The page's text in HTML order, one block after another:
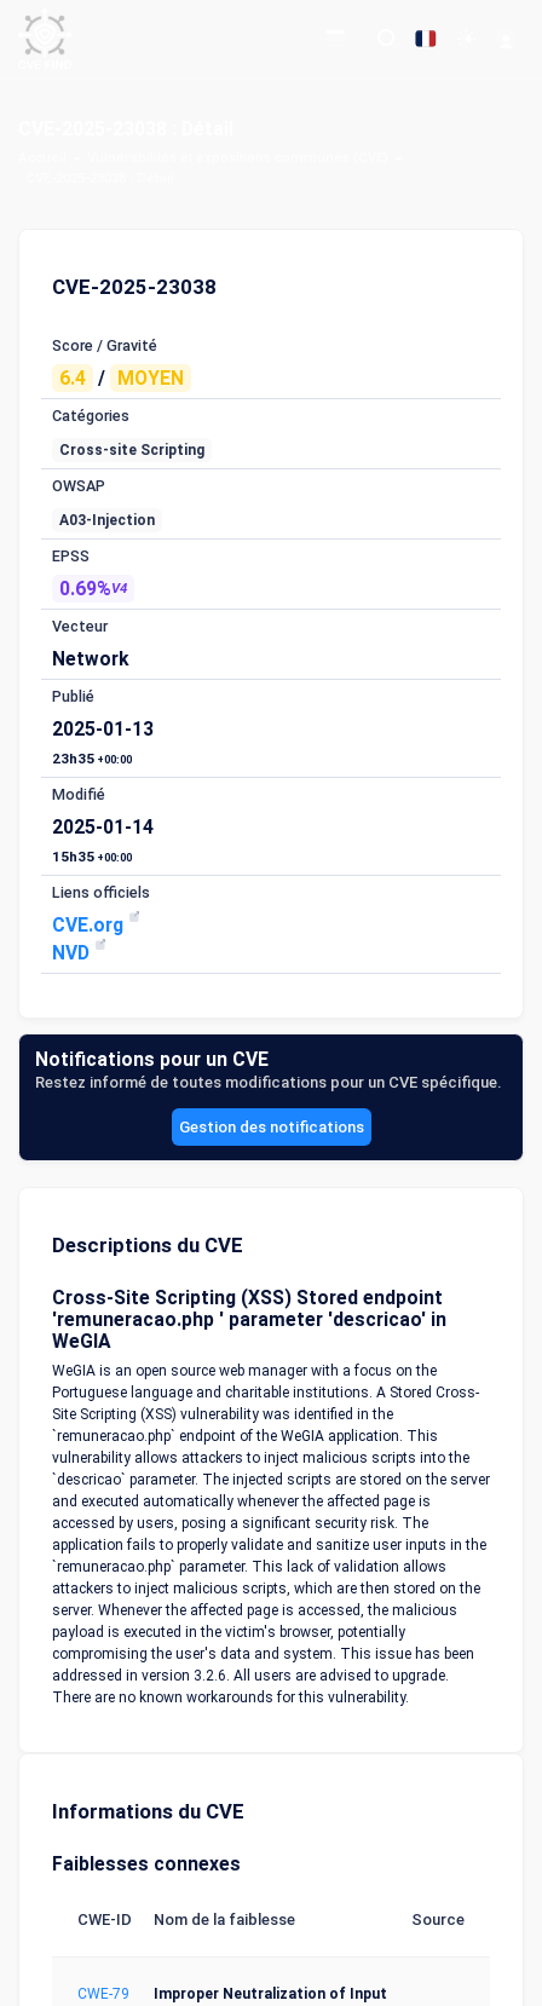
CVE-2025-23038
Score / Gravité
6.4 / MOYEN
Catégories
Cross-site Scripting
OWSAP
A03-Injection
EPSS
0.69%V4
Vecteur
Network
Publié
2025-01-13
23h35 +00:00
Modifié
2025-01-14
15h35 +00:00
Liens officiels
CVE.org
NVD
Notifications pour un CVE
Restez informé de toutes modifications pour un CVE spécifique.
Gestion des notifications
Descriptions du CVE
Cross-Site Scripting (XSS) Stored endpoint
'remuneracao.php ' parameter 'descricao' in
WeGIA
WeGIA is an open source web manager with a focus on the
Portuguese language and charitable institutions. A Stored Cross-
Site Scripting (XSS) vulnerability was identified in the
`remuneracao.php` endpoint of the WeGIA application. This
vulnerability allows attackers to inject malicious scripts into the
`descricao` parameter. The injected scripts are stored on the server
and executed automatically whenever the affected page is
accessed by users, posing a significant security risk. The
application fails to properly validate and sanitize user inputs in the
`remuneracao.php` parameter. This lack of validation allows
attackers to inject malicious scripts, which are then stored on the
server. Whenever the affected page is accessed, the malicious
payload is executed in the victim's browser, potentially
compromising the user's data and system. This issue has been
addressed in version 3.2.6. All users are advised to upgrade.
There are no known workarounds for this vulnerability.
Informations du CVE
Faiblesses connexes
CWE-ID Nom de la faiblesse Source
CWE-79
Improper Neutralization of Input